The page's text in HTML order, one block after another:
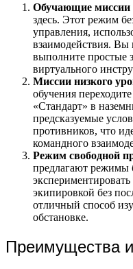
Обучающие миссии
здесь. Этот режим
управления,
взаимодействия. Вы
выполните простые
виртуального
Миссии низкого
обучения
«Стандарт» в
предсказуемые
противников, что
командного
Режим свободной
предлагают режимы
экипировкой без
отличный способ
обстановке.
Преимущества